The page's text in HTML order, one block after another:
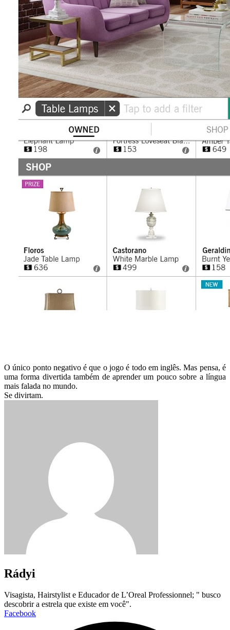
O único ponto negativo é que o jogo é todo em inglês. Mas pensa, é
uma forma divertida também de aprender um pouco sobre a língua
mais falada no mundo.
Se divirtam.
Rádyi
Visagista, Hairstylist e Educador de L’Oreal Professionnel; " busco
descobrir a estrela que existe em você".
Facebook